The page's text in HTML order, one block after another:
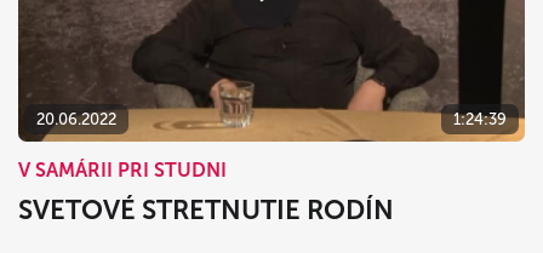
20.06.2022 1:24:39
V SAMÁRII PRI STUDNI
SVETOVÉ STRETNUTIE RODÍN